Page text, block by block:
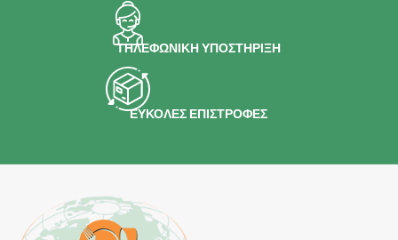
ΤΗΛΕΦΩΝΙΚΗ ΥΠΟΣΤΗΡΙΞΗ
ΕΥΚΟΛΕΣ ΕΠΙΣΤΡΟΦΕΣ